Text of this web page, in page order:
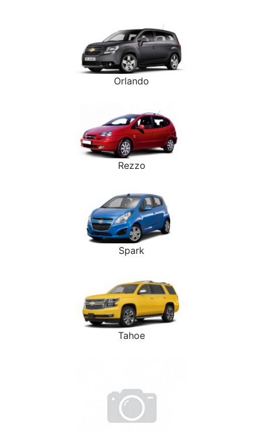
Orlando
Rezzo
Spark
Tahoe